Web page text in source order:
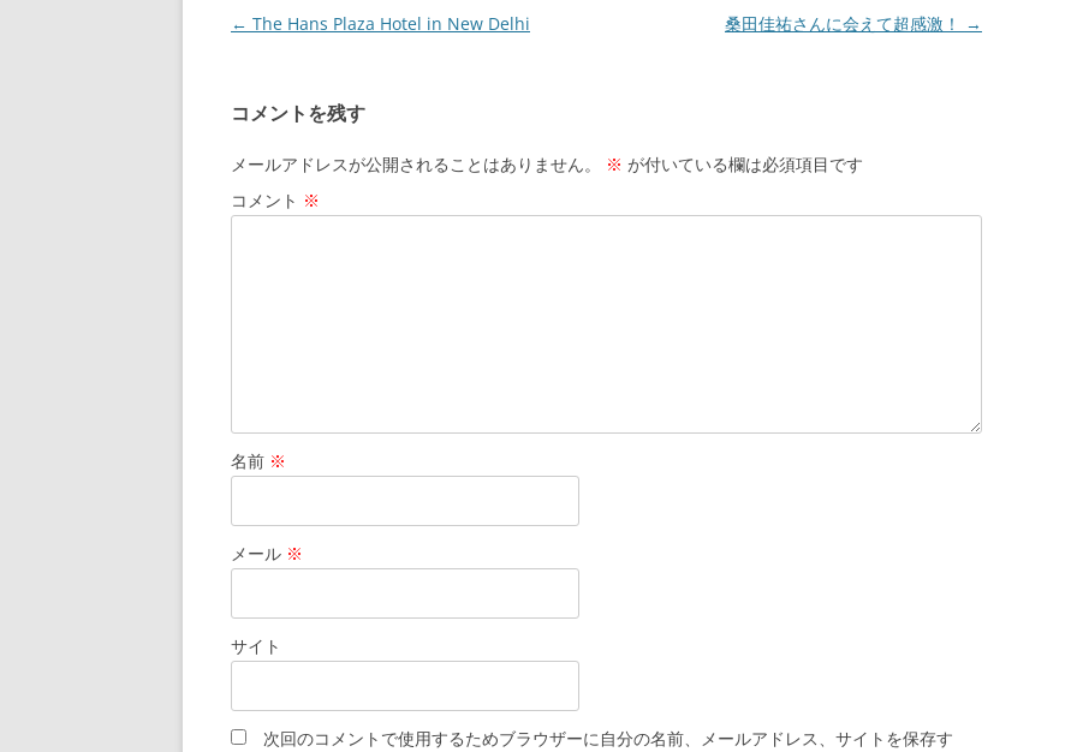
投
ビ
ゲ
ー
シ
← The Hans Plaza Hotel in New Delhi 桑田佳祐さんに会えて超感激！ →
コメントを残す
メールアドレスが公開されることはありません。 ※ が付いている欄は必須項目です
コメント ※
名前 ※
メール ※
サイト
次回のコメントで使用するためブラウザーに自分の名前、メールアドレス、サイトを保存す